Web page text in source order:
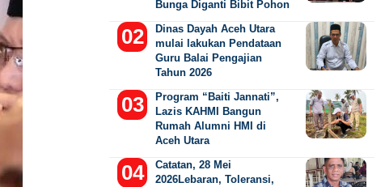
Bunga Diganti Bibit Pohon
Dinas Dayah Aceh Utara
mulai lakukan Pendataan
Guru Balai Pengajian
Tahun 2026
Program “Baiti Jannati”,
Lazis KAHMI Bangun
Rumah Alumni HMI di
Aceh Utara
Catatan, 28 Mei
2026Lebaran, Toleransi,